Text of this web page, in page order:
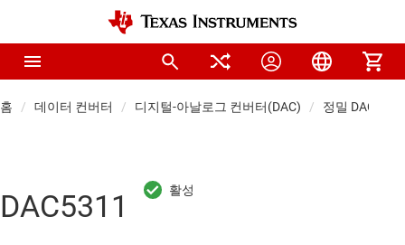
홈 데이터 컨버터 디지털-아날로그 컨버터(DAC) 정밀 DAC(≤10
DAC5311